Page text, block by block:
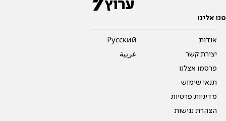
פנו אלינו
אודות
יצירת קשר
פרסמו אצלנו
תנאי שימוש
מדיניות פרטיות
הצהרת נגישות
Pусский
عربية